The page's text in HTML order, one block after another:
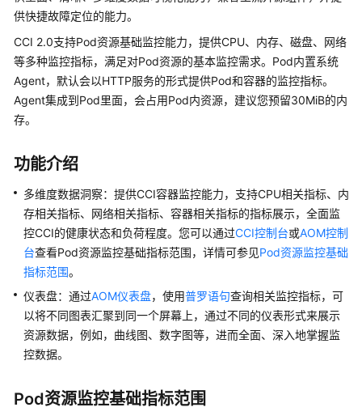
产
品
介
绍
计
明
快
速
入
门
用
户
指
南
限
供快捷故障定位的能力。
CCI 2.0支持Pod资源基础监控能力，提供CPU、内存、磁盘、网络
等多种监控指标，满足对Pod资源的基本监控需求。Pod内置系统
Agent，默认会以HTTP服务的形式提供Pod和容器的监控指标。
Agent集成到Pod里面，会占用Pod内资源，建议您预留30MiB的内
存。
功能介绍
多维度数据洞察：提供CCI容器监控能力，支持CPU相关指标、内
存相关指标、网络相关指标、容器相关指标的指标展示，全面监
控CCI的健康状态和负荷程度。您可以通过CCI控制台或AOM控制
台查看Pod资源监控基础指标范围，详情可参见Pod资源监控基础
指标范围。
仪表盘：通过AOM仪表盘，使用普罗语句查询相关监控指标，可
以将不同图表汇聚到同一个屏幕上，通过不同的仪表形式来展示
资源数据，例如，曲线图、数字图等，进而全面、深入地掌握监
控数据。
Pod资源监控基础指标范围